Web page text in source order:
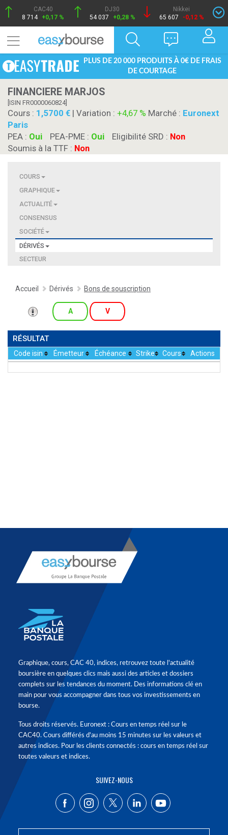
CAC40
8 714 +0,17 %
DJ30
54 037
+0,28 %
Nikkei
65 607
-0,12 %
PLUS DE 20 000 PRODUITS À 0€ DE FRAIS
DE COURTAGE
FINANCIERE MARJOS
[ISIN FR0000060824]
Cours : 1,5700 | Variation : +4,67 % Marché : Euronext
Paris
PEA : Oui PEA-PME : Oui Eligibilité SRD : Non
Soumis à la TTF : Non
COURS
GRAPHIQUE
ACTUALITÉ
CONSENSUS
SOCIÉTÉ
DÉRIVÉS
SECTEUR
Accueil Dérivés Bons de souscription
A V
RÉSULTAT
Code isin Émetteur Échéance Strike Cours Actions
Graphique, cours, CAC 40, indices, retrouvez toute l'actualité
boursière en quelques clics mais aussi des articles et dossiers
complets sur les tendances du moment. Des informations clé en
main pour vous accompagner dans tous vos investissements en
bourse.
Tous droits réservés. Euronext : Cours en temps réel sur le
CAC40. Cours différés d'au moins 15 minutes sur les valeurs et
autres indices. Pour les clients connectés : cours en temps réel sur
toutes valeurs et indices.
SUIVEZ-NOUS